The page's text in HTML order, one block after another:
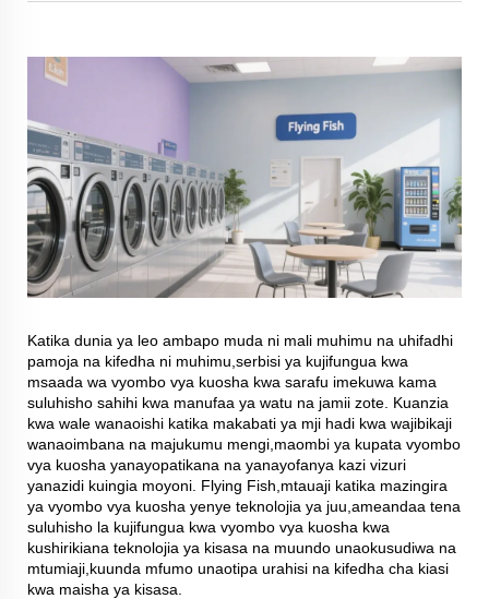
Katika dunia ya leo ambapo muda ni mali muhimu na uhifadhi
pamoja na kifedha ni muhimu,serbisi ya kujifungua kwa
msaada wa vyombo vya kuosha kwa sarafu imekuwa kama
suluhisho sahihi kwa manufaa ya watu na jamii zote. Kuanzia
kwa wale wanaoishi katika makabati ya mji hadi kwa wajibikaji
wanaoimbana na majukumu mengi,maombi ya kupata vyombo
vya kuosha yanayopatikana na yanayofanya kazi vizuri
yanazidi kuingia moyoni. Flying Fish,mtauaji katika mazingira
ya vyombo vya kuosha yenye teknolojia ya juu,ameandaa tena
suluhisho la kujifungua kwa vyombo vya kuosha kwa
kushirikiana teknolojia ya kisasa na muundo unaokusudiwa na
mtumiaji,kuunda mfumo unaotipa urahisi na kifedha cha kiasi
kwa maisha ya kisasa.